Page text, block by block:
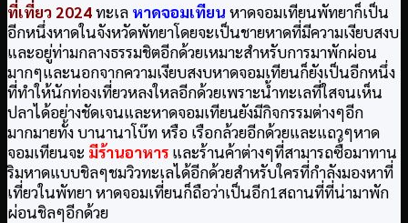
ที่เที่ยว2024ทะเล หาดจอมเทียน หาดจอมเทียนพัทยาก็เป็น
อีกหนึ่งหาดในจังหวัดพัทยาโดยจะเป็นชายหาดที่มีความเงียบสงบ
และอยู่ท่ามกลางธรรมชิตอีกด้วยเหมาะสำหรับการมาพักผ่อน
มากๆและนอกจากความเงียบสงบหาดจอมเทียนก็ยังเป็นอีกหนึ่ง
ที่ทำให้นักท่องเที่ยวหลงใหลอีกด้วยเพราะน้ำทะเลที่ใสจนเห็น
ปลาได้อย่างชัดเจนและหาดจอมเทียนยังมีกิจกรรมต่างๆอีก
มากมายทั้ง บานานาโบ๊ท หรือ เรือกล้วยอีกด้วยและแถวๆหาด
จอมเทียนจะ มีร้านอาหาร และร้านค้าต่างๆที่สามารถซื้อมาทาน
ริมหาดแบบชิลๆชมวิวทะเลได้อีกด้วยสำหรับใครที่กำลังมองหาที่
เที่ยวในพัทยา หาดจอมเที่ยนก็ถือว่าเป็นอีก1สถานที่ที่น่ามาพัก
ผ่อนชิลๆอีกด้วย